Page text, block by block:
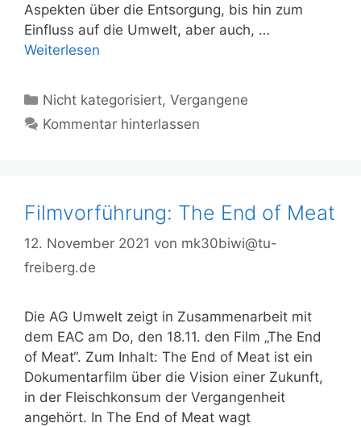
Aspekten über die Entsorgung, bis hin zum
Einfluss auf die Umwelt, aber auch, …
Weiterlesen
Kategorien
Nicht kategorisiert,Vergangene
Kommentar hinterlassen
Filmvorführung: The End of Meat
12. November 2021 von mk30biwi@tu-
freiberg.de
Die AG Umwelt zeigt in Zusammenarbeit mit
dem EAC am Do, den 18.11. den Film „The End
of Meat“. Zum Inhalt: The End of Meat ist ein
Dokumentarfilm über die Vision einer Zukunft,
in der Fleischkonsum der Vergangenheit
angehört. In The End of Meat wagt